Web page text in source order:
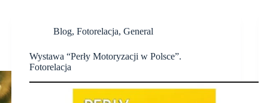
Blog,Fotorelacja,General
Wystawa “Perły Motoryzacji w Polsce”.
Fotorelacja